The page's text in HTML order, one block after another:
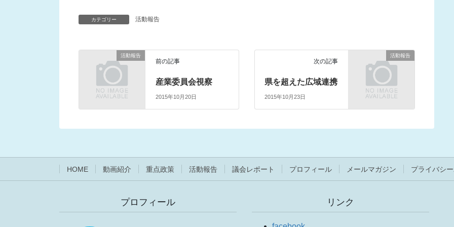
カテゴリー 活動報告
活動報告
前の記事
産業委員会視察
2015年10月20日
活動報告
次の記事
県を超えた広域連携
2015年10月23日
HOME 動画紹介 重点政策 活動報告 議会レポート プロフィール メールマガジン プライバシ
プロフィール リンク